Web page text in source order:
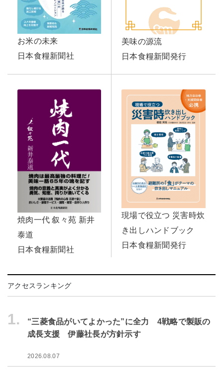
お米の未来
日本食糧新聞社
美味の源流
日本食糧新聞発行
焼肉一代 叙々苑 新井
泰道
日本食糧新聞社
現場で役立つ 災害時炊
き出しハンドブック
日本食糧新聞発行
アクセスランキング
1.
“三菱食品がいてよかった”に全力 4戦略で製販の
成長支援 伊藤社長が方針示す
2026.08.07